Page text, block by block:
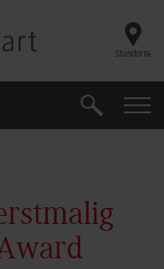
Standorte
Suche